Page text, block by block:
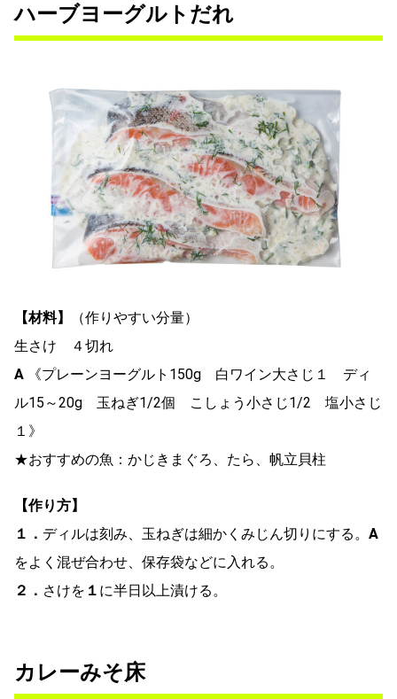
ハーブヨーグルトだれ
【材料】
（作りやすい分量）
生さけ ４切れ
A
《プレーンヨーグルト150g 白ワイン大さじ１ ディ
ル15～20g 玉ねぎ1/2個 こしょう小さじ1/2 塩小さじ
１》
★おすすめの魚：かじきまぐろ、たら、帆立貝柱
【作り方】
１． ディルは刻み、玉ねぎは細かくみじん切りにする。 A
をよく混ぜ合わせ、保存袋などに入れる。
２． さけを １ に半日以上漬ける。
カレーみそ床